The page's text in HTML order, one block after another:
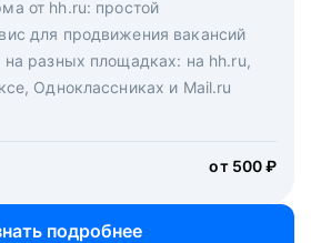
от hh.ru: простой
для продвижения вакансий
на разных площадках: на hh.ru,
Одноклассниках и Mail.ru
от 500 ₽
подробнее
вакансий на главной странице
откликов
нужно, и за дело возьмутся
и проектные менеджеры
digital-инструментов